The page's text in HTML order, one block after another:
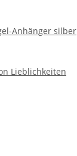
Anhänger silber